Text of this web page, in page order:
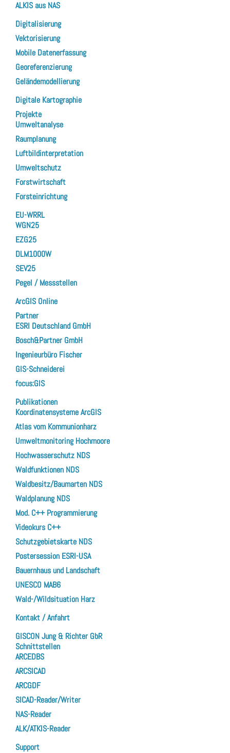
ALKIS aus NAS
Digitalisierung
Vektorisierung
Mobile Datenerfassung
Georeferenzierung
Geländemodellierung
Digitale Kartographie
Projekte
Umweltanalyse
Raumplanung
Luftbildinterpretation
Umweltschutz
Forstwirtschaft
Forsteinrichtung
EU-WRRL
WGN25
EZG25
DLM1000W
SEV25
Pegel / Messstellen
ArcGIS Online
Partner
ESRI Deutschland GmbH
Bosch&Partner GmbH
Ingenieurbüro Fischer
GIS-Schneiderei
focus:GIS
Publikationen
Koordinatensysteme ArcGIS
Atlas vom Kommunionharz
Umweltmonitoring Hochmoore
Hochwasserschutz NDS
Waldfunktionen NDS
Waldbesitz/Baumarten NDS
Waldplanung NDS
Mod. C++ Programmierung
Videokurs C++
Schutzgebietskarte NDS
Postersession ESRI-USA
Bauernhaus und Landschaft
UNESCO MAB6
Wald-/Wildsituation Harz
Kontakt / Anfahrt
GISCON Jung & Richter GbR
Schnittstellen
ARCEDBS
ARCSICAD
ARCGDF
SICAD-Reader/Writer
NAS-Reader
ALK/ATKIS-Reader
Support